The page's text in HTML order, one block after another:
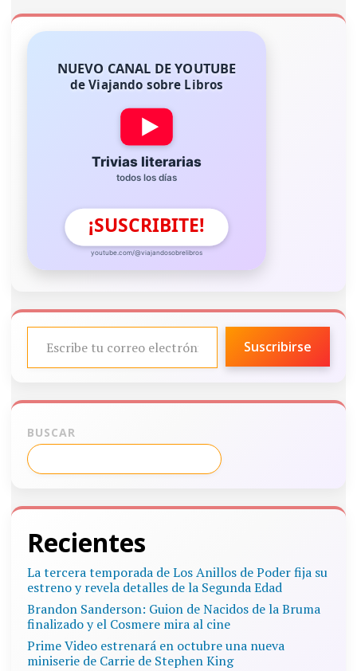
NUEVO CANAL DE YOUTUBE
de Viajando sobre Libros
Trivias literarias
todos los días
¡SUSCRIBITE!
youtube.com/@viajandosobrelibros
ESCRIBE TU CORREO ELECTRÓNICO…
Suscribirse
BUSCAR
Recientes
La tercera temporada de Los Anillos de Poder fija su
estreno y revela detalles de la Segunda Edad
Brandon Sanderson: Guion de Nacidos de la Bruma
finalizado y el Cosmere mira al cine
Prime Video estrenará en octubre una nueva
miniserie de Carrie de Stephen King